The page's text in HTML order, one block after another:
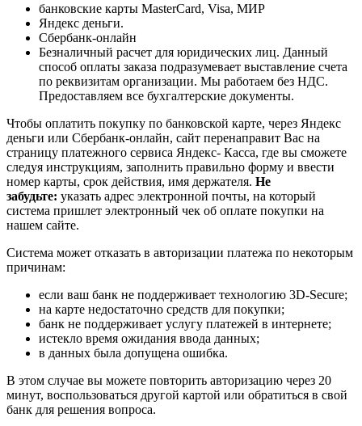
банковские карты MasterCard, Visa, МИР
Яндекс деньги.
Сбербанк-онлайн
Безналичный расчет для юридических лиц. Данный
способ оплаты заказа подразумевает выставление счета
по реквизитам организации. Мы работаем без НДС.
Предоставляем все бухгалтерские документы.
Чтобы оплатить покупку по банковской карте, через Яндекс
деньги или Сбербанк-онлайн, сайт перенаправит Вас на
страницу платежного сервиса Яндекс- Касса, где вы сможете
следуя инструкциям, заполнить правильно форму и ввести
номер карты, срок действия, имя держателя. Не
забудьте: указать адрес электронной почты, на который
система пришлет электронный чек об оплате покупки на
нашем сайте.
Система может отказать в авторизации платежа по некоторым
причинам:
если ваш банк не поддерживает технологию 3D-Secure;
на карте недостаточно средств для покупки;
банк не поддерживает услугу платежей в интернете;
истекло время ожидания ввода данных;
в данных была допущена ошибка.
В этом случае вы можете повторить авторизацию через 20
минут, воспользоваться другой картой или обратиться в свой
банк для решения вопроса.